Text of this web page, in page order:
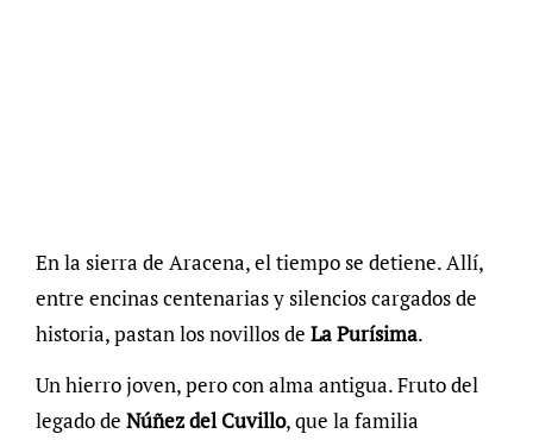
En la sierra de Aracena, el tiempo se detiene. Allí,
entre encinas centenarias y silencios cargados de
historia, pastan los novillos de La Purísima.
Un hierro joven, pero con alma antigua. Fruto del
legado de Núñez del Cuvillo, que la familia